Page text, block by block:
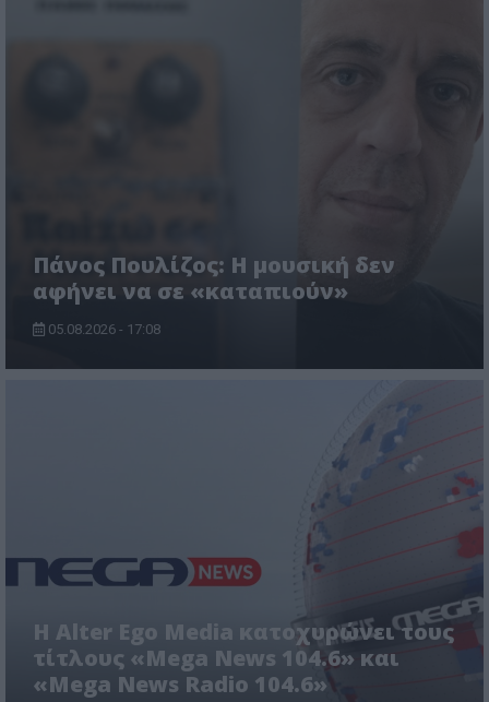
Πάνος Πουλίζος: Η μουσική δεν
αφήνει να σε «καταπιούν»
05.08.2026 - 17:08
Η Alter Ego Media κατοχυρώνει τους
τίτλους «Mega News 104.6» και
«Mega News Radio 104.6»